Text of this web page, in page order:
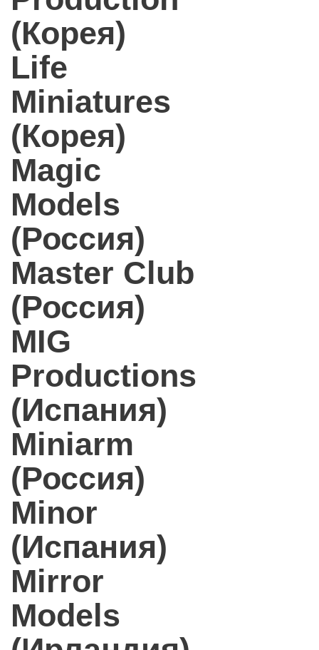
(Корея)
Life
Miniatures
(Корея)
Magic
Models
(Россия)
Master Club
(Россия)
MIG
Productions
(Испания)
Miniarm
(Россия)
Minor
(Испания)
Mirror
Models